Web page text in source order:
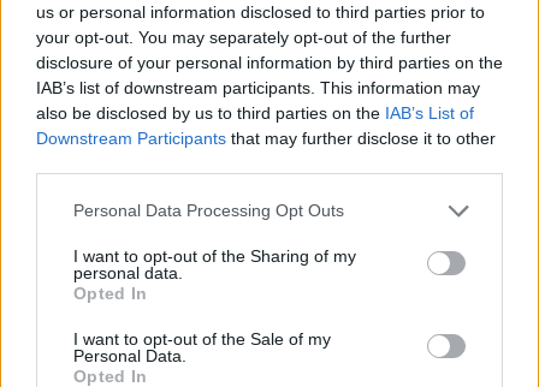
us or personal information disclosed to third parties prior to
your opt-out. You may separately opt-out of the further
disclosure of your personal information by third parties on the
IAB’s list of downstream participants. This information may
also be disclosed by us to third parties on the IAB’s List of
Downstream Participants that may further disclose it to other
Please note that this website/app uses one or more Google
not limited to your visit or usage behaviour. You may click to
grant or deny consent to Google and its third-party tags to
use your data for below specified purposes in below Google
consent section.
Personal Data Processing Opt Outs
I want to opt-out of the Sharing of my
personal data.
Opted In
I want to opt-out of the Sale of my
Personal Data.
Opted In